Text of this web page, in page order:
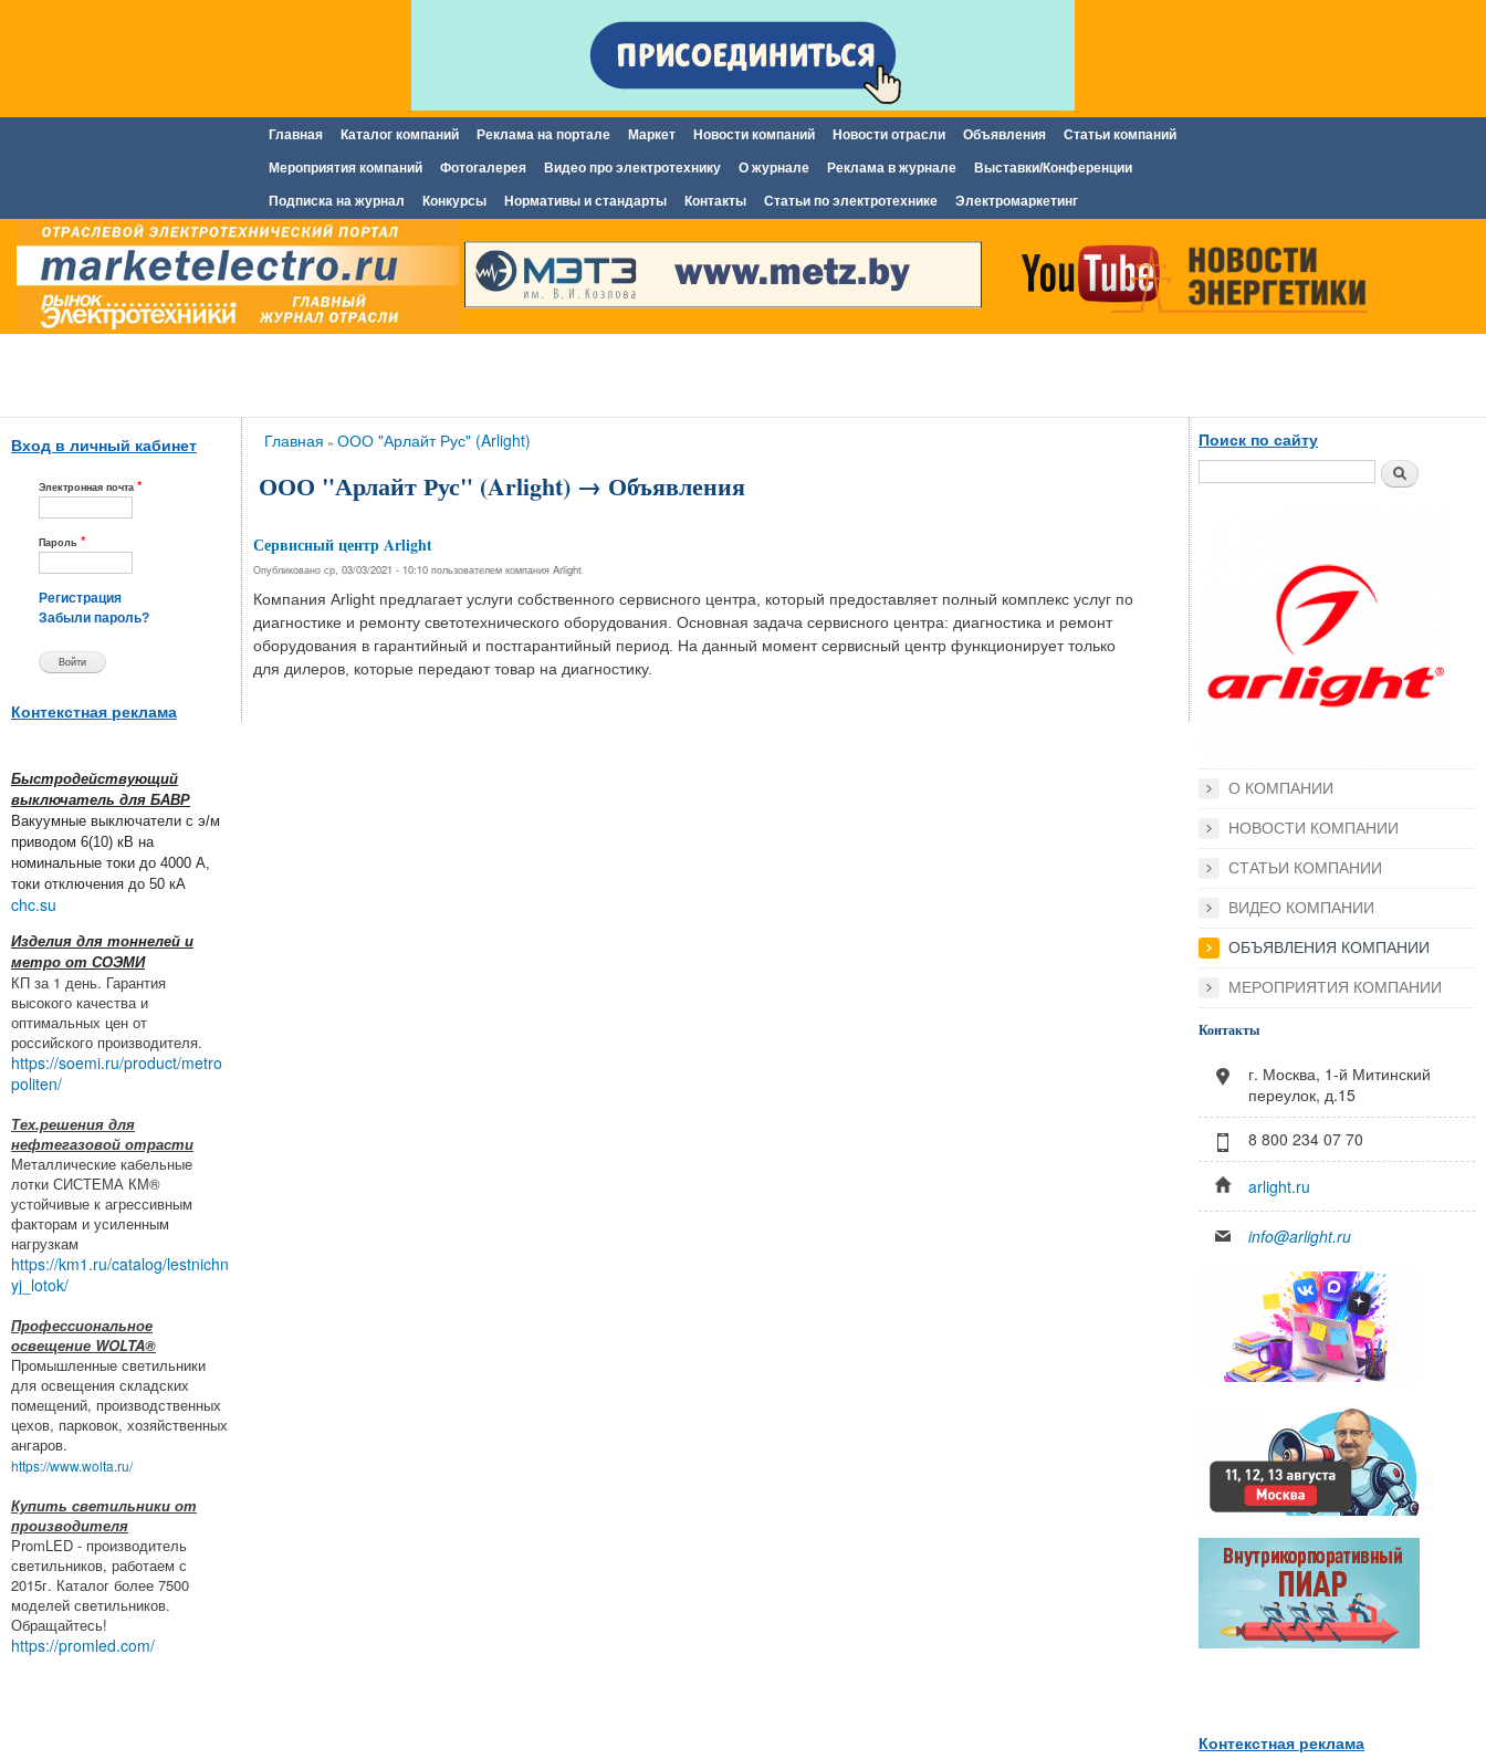
содержанию
Главное меню
Главная Каталог компаний Реклама на портале Маркет Новости компаний Новости отрасли Объявления Статьи компаний
Мероприятия компаний Фотогалерея Видео про электротехнику О журнале Реклама в журнале Выставки/Конференции
Подписка на журнал Конкурсы Нормативы и стандарты Контакты Статьи по электротехнике Электромаркетинг
Вход в личный кабинет
Электронная почта *
Пароль *
Регистрация
Забыли пароль?
Контекстная реклама
Быстродействующий
выключатель для БАВР
Вакуумные выключатели с э/м
приводом 6(10) кВ на
номинальные токи до 4000 А,
токи отключения до 50 кА
chc.su
Изделия для тоннелей и
метро от СОЭМИ
КП за 1 день. Гарантия
высокого качества и
оптимальных цен от
российского производителя.
https://soemi.ru/product/metro
politen/
Тех.решения для
нефтегазовой отрасти
Металлические кабельные
лотки СИСТЕМА КМ®
устойчивые к агрессивным
факторам и усиленным
нагрузкам
https://km1.ru/catalog/lestnichn
yj_lotok/
Профессиональное
освещение WOLTA®
Промышленные светильники
для освещения складских
помещений, производственных
цехов, парковок, хозяйственных
ангаров.
https://www.wolta.ru/
Купить светильники от
производителя
PromLED - производитель
светильников, работаем с
2015г. Каталог более 7500
моделей светильников.
Обращайтесь!
https://promled.com/
Вы здесь
Главная » ООО "Арлайт Рус" (Arlight)
ООО "Арлайт Рус" (Arlight) → Объявления
Сервисный центр Arlight
Опубликовано ср, 03/03/2021 - 10:10 пользователем компания Arlight
Компания Arlight предлагает услуги собственного сервисного центра, который предоставляет полный комплекс услуг по
диагностике и ремонту светотехнического оборудования. Основная задача сервисного центра: диагностика и ремонт
оборудования в гарантийный и постгарантийный период. На данный момент сервисный центр функционирует только
для дилеров, которые передают товар на диагностику.
Поиск по сайту
Поиск
О КОМПАНИИ
НОВОСТИ КОМПАНИИ
СТАТЬИ КОМПАНИИ
ВИДЕО КОМПАНИИ
ОБЪЯВЛЕНИЯ КОМПАНИИ
МЕРОПРИЯТИЯ КОМПАНИИ
Контакты
г. Москва, 1-й Митинский
переулок, д.15
8 800 234 07 70
arlight.ru
info@arlight.ru
Контекстная реклама